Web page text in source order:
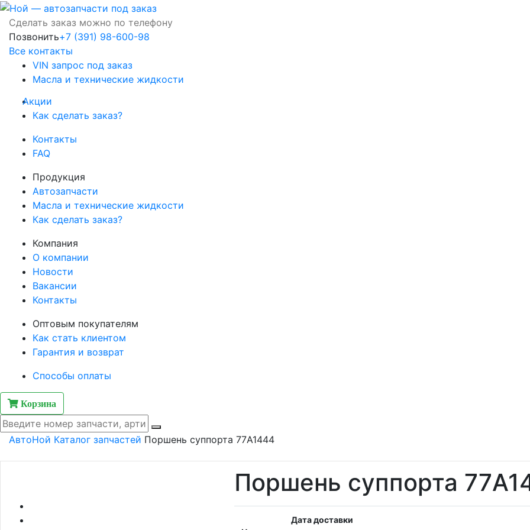
Сделать заказ можно по телефону
Позвонить+7 (391) 98-600-98
Все контакты
VIN запрос под заказ
Масла и технические жидкости
Акции
Как сделать заказ?
Контакты
FAQ
Продукция
Автозапчасти
Масла и технические жидкости
Как сделать заказ?
Компания
О компании
Новости
Вакансии
Контакты
Оптовым покупателям
Как стать клиентом
Гарантия и возврат
Способы оплаты
Корзина
АвтоНой Каталог запчастей Поршень суппорта 77A1444
Поршень суппорта
Дата доставки